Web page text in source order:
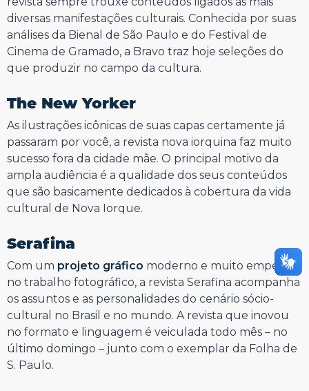
diversas manifestações culturais. Conhecida por suas
análises da Bienal de São Paulo e do Festival de
Cinema de Gramado, a Bravo traz hoje seleções do
que produzir no campo da cultura.
The New Yorker
As ilustrações icônicas de suas capas certamente já
passaram por você, a revista nova iorquina faz muito
sucesso fora da cidade mãe. O principal motivo da
ampla audiência é a qualidade dos seus conteúdos
que são basicamente dedicados à cobertura da vida
cultural de Nova Iorque.
Serafina
Com um projeto gráfico moderno e muito empenho
no trabalho fotográfico, a revista Serafina acompanha
os assuntos e as personalidades do cenário sócio-
cultural no Brasil e no mundo. A revista que inovou
no formato e linguagem é veiculada todo mês – no
último domingo – junto com o exemplar da Folha de
S. Paulo.